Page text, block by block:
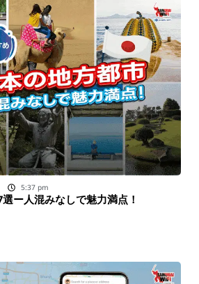
5:37 pm
ー人混みなしで魅力満点！